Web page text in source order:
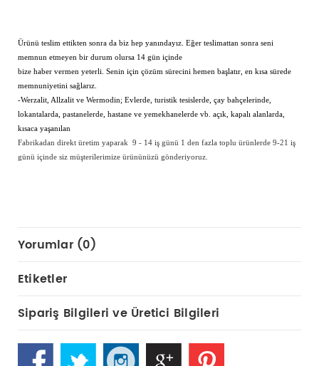
Ürünü teslim ettikten sonra da biz hep yanındayız. Eğer teslimattan sonra seni
memnun etmeyen bir durum olursa 14 gün içinde
bize haber vermen yeterli. Senin için çözüm sürecini hemen başlatır, en kısa sürede
memnuniyetini sağlarız.
-Werzalit, Allzalit ve Wermodin; Evlerde, turistik tesislerde, çay bahçelerinde,
lokantalarda, pastanelerde, hastane ve yemekhanelerde vb. açık, kapalı alanlarda,
kısaca yaşanılan
Fabrikadan direkt üretim yaparak 9 - 14 iş günü 1 den fazla toplu ürünlerde 9-21 iş
günü içinde siz müşterilerimize ürününüzü gönderiyoruz.
Yorumlar (0)
Etiketler
Sipariş Bilgileri ve Üretici Bilgileri